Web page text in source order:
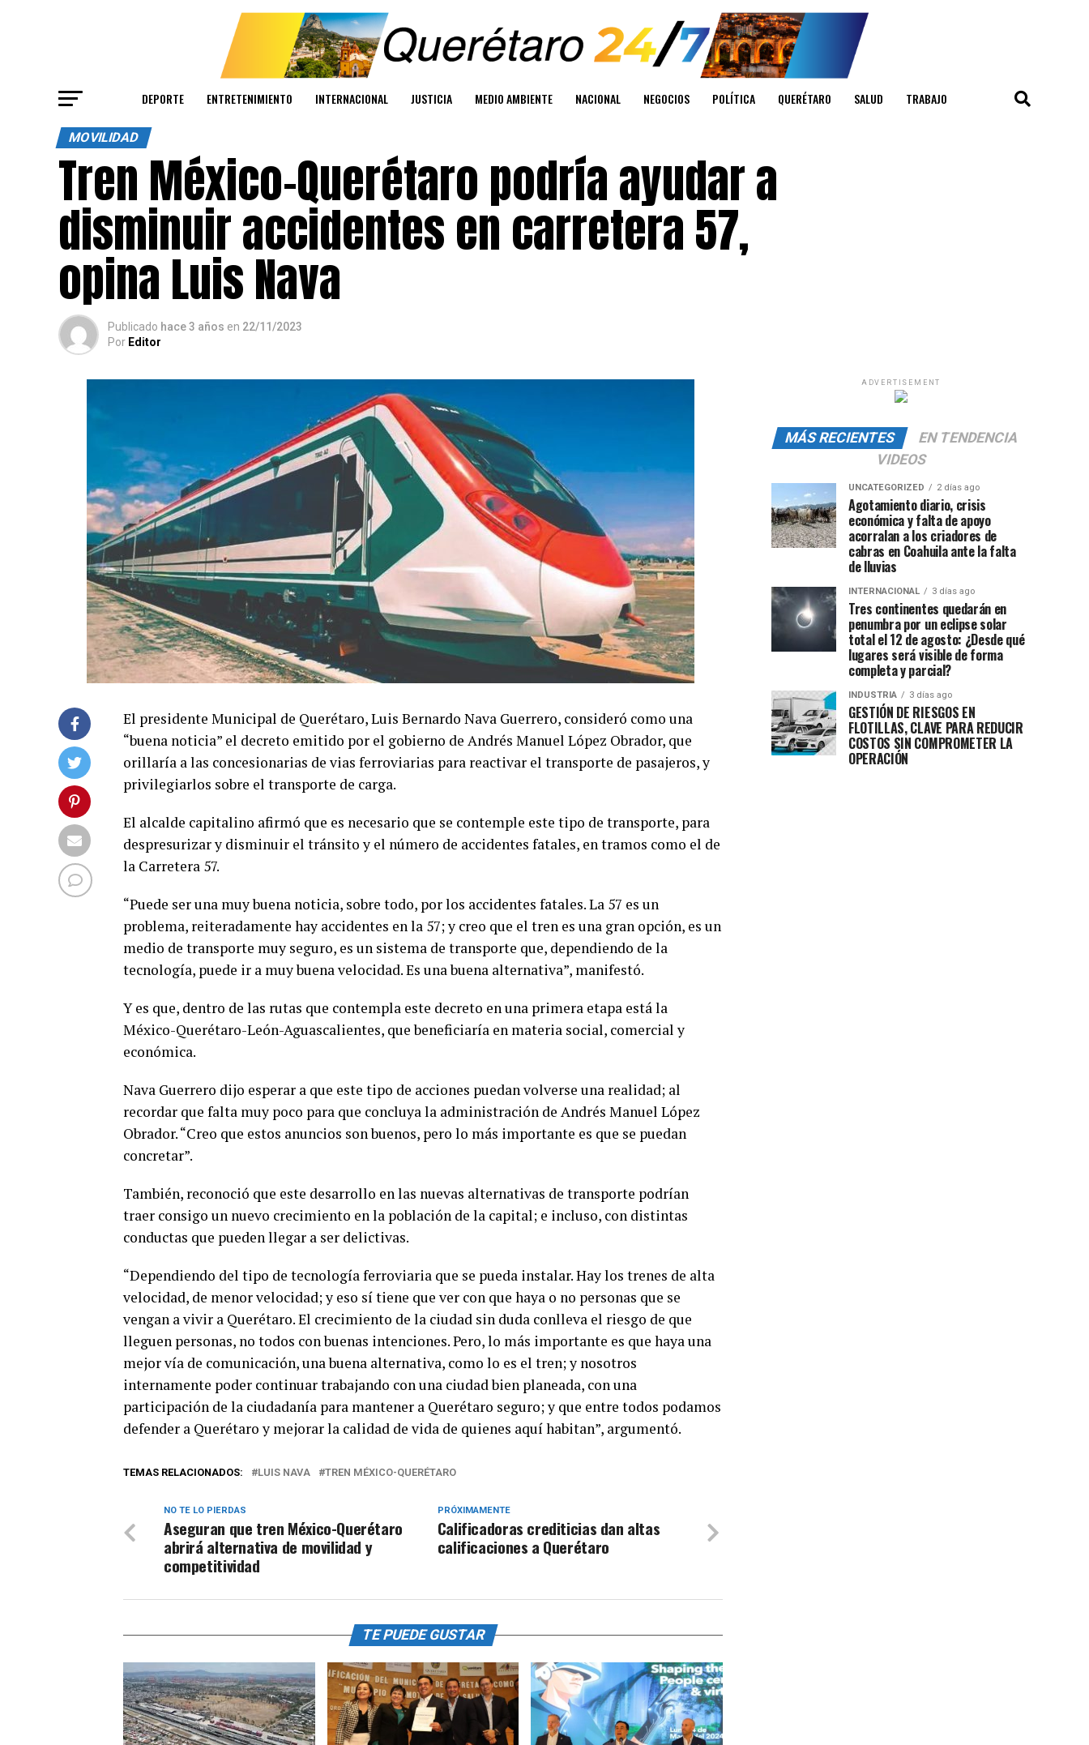
DEPORTE ENTRETENIMIENTO INTERNACIONAL JUSTICIA MEDIO AMBIENTE NACIONAL NEGOCIOS POLÍTICA QUERÉTARO SALUD TRABAJO
MOVILIDAD
Tren México-Querétaro podría ayudar a
disminuir accidentes en carretera 57,
opina Luis Nava
Publicado hace 3 años en 22/11/2023
Por Editor
El presidente Municipal de Querétaro, Luis Bernardo Nava Guerrero, consideró como una
“buena noticia” el decreto emitido por el gobierno de Andrés Manuel López Obrador, que
orillaría a las concesionarias de vias ferroviarias para reactivar el transporte de pasajeros, y
privilegiarlos sobre el transporte de carga.
El alcalde capitalino afirmó que es necesario que se contemple este tipo de transporte, para
despresurizar y disminuir el tránsito y el número de accidentes fatales, en tramos como el de
la Carretera 57.
“Puede ser una muy buena noticia, sobre todo, por los accidentes fatales. La 57 es un
problema, reiteradamente hay accidentes en la 57; y creo que el tren es una gran opción, es un
medio de transporte muy seguro, es un sistema de transporte que, dependiendo de la
tecnología, puede ir a muy buena velocidad. Es una buena alternativa”, manifestó.
Y es que, dentro de las rutas que contempla este decreto en una primera etapa está la
México-Querétaro-León-Aguascalientes, que beneficiaría en materia social, comercial y
económica.
Nava Guerrero dijo esperar a que este tipo de acciones puedan volverse una realidad; al
recordar que falta muy poco para que concluya la administración de Andrés Manuel López
Obrador. “Creo que estos anuncios son buenos, pero lo más importante es que se puedan
concretar”.
También, reconoció que este desarrollo en las nuevas alternativas de transporte podrían
traer consigo un nuevo crecimiento en la población de la capital; e incluso, con distintas
conductas que pueden llegar a ser delictivas.
“Dependiendo del tipo de tecnología ferroviaria que se pueda instalar. Hay los trenes de alta
velocidad, de menor velocidad; y eso sí tiene que ver con que haya o no personas que se
vengan a vivir a Querétaro. El crecimiento de la ciudad sin duda conlleva el riesgo de que
lleguen personas, no todos con buenas intenciones. Pero, lo más importante es que haya una
mejor vía de comunicación, una buena alternativa, como lo es el tren; y nosotros
internamente poder continuar trabajando con una ciudad bien planeada, con una
participación de la ciudadanía para mantener a Querétaro seguro; y que entre todos podamos
defender a Querétaro y mejorar la calidad de vida de quienes aquí habitan”, argumentó.
TEMAS RELACIONADOS: LUIS NAVA TREN MÉXICO-QUERÉTARO
PRÓXIMAMENTE
Calificadoras crediticias dan altas
calificaciones a Querétaro
NO TE LO PIERDAS
Aseguran que tren México-Querétaro
abrirá alternativa de movilidad y
competitividad
TE PUEDE GUSTAR
ADVERTISEMENT
MÁS RECIENTES
EN TENDENCIA
VIDEOS
UNCATEGORIZED 2 días ago
Agotamiento diario, crisis
económica y falta de apoyo
acorralan a los criadores de
cabras en Coahuila ante la falta
de lluvias
INTERNACIONAL 3 días ago
Tres continentes quedarán en
penumbra por un eclipse solar
total el 12 de agosto: ¿Desde qué
lugares será visible de forma
completa y parcial?
INDUSTRIA 3 días ago
GESTIÓN DE RIESGOS EN
FLOTILLAS, CLAVE PARA REDUCIR
COSTOS SIN COMPROMETER LA
OPERACIÓN